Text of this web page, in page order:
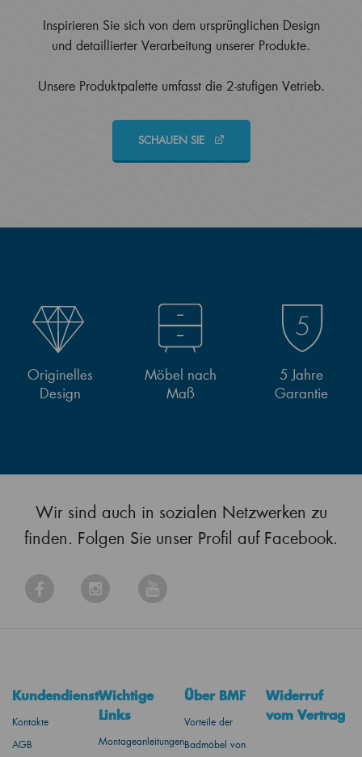
Inspirieren Sie sich von dem ursprünglichen Design
und detaillierter Verarbeitung unserer Produkte.
Unsere Produktpalette umfasst die 2-stufigen Vetrieb.
SCHAUEN SIE
Originelles
Design
Möbel nach
Maß
5 Jahre
Garantie
Wir sind auch in sozialen Netzwerken zu
finden. Folgen Sie unser Profil auf Facebook.
Kundendienst
Kontakte
AGB
Wichtige
Links
Montageanleitungen
Über BMF
Vorteile der
Badmöbel von
Widerruf
vom Vertrag